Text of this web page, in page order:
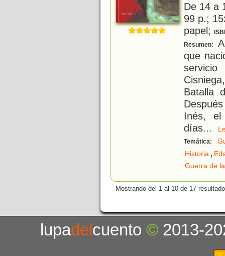
De 14 a
99 p.;
papel;
Resumen:
que
Batalla
Inés,
días...
Temática:
Historia,
Guerra de
Mostrando del 1 al 10 de 17
lupadelcuento© 2013-